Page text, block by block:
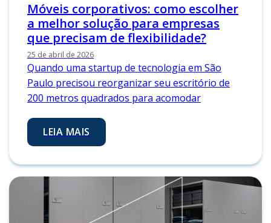
Móveis corporativos: como escolher
a melhor solução para empresas
que precisam de flexibilidade?
25 de abril de 2026
Quando uma startup de tecnologia em São
Paulo precisou reorganizar seu escritório de
200 metros quadrados para acomodar
LEIA MAIS